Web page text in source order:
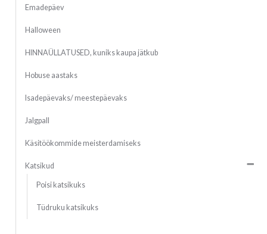
Emadepäev
Halloween
HINNAÜLLATUSED, kuniks kaupa jätkub
Hobuse aastaks
Isadepäevaks/ meestepäevaks
Jalgpall
Käsitöökommide meisterdamiseks
Katsikud
Poisi katsikuks
Tüdruku katsikuks